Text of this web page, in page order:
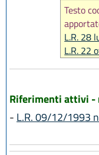
Testo
L.R. 28
L.R. 22
Riferimenti attivi -
- L.R. 09/12/1993